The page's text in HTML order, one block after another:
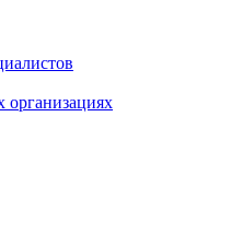
организациях